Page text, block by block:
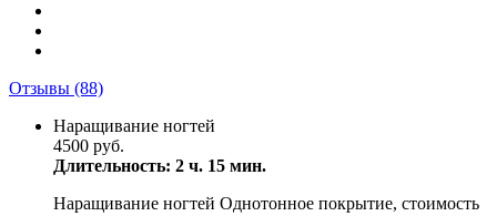
Отзывы (88)
Наращивание ногтей
4500 руб.
Длительность: 2 ч. 15 мин.
Наращивание ногтей Однотонное покрытие, стоимость